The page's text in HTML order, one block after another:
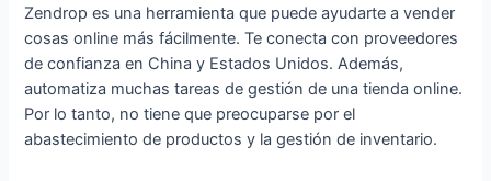
Zendrop es una herramienta que puede ayudarte a vender
cosas online más fácilmente. Te conecta con proveedores
de confianza en China y Estados Unidos. Además,
automatiza muchas tareas de gestión de una tienda online.
Por lo tanto, no tiene que preocuparse por el
abastecimiento de productos y la gestión de inventario.